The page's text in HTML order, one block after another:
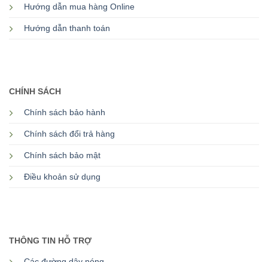
Hướng dẫn mua hàng Online
Hướng dẫn thanh toán
CHÍNH SÁCH
Chính sách bảo hành
Chính sách đổi trả hàng
Chính sách bảo mật
Điều khoản sử dụng
THÔNG TIN HỖ TRỢ